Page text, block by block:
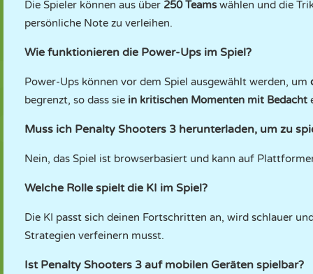
Die Spieler können aus über 250 Teamswählen und die
persönliche Note zu verleihen.
Wie funktionieren die Power-Ups im Spiel?
Power-Ups können vor dem Spiel ausgewählt werden, um
begrenzt, so dass sie in kritischen Momenten mit Bedacht
Muss ich Penalty Shooters 3 herunterladen, um zu
Nein, das Spiel ist browserbasiert und kann auf
Welche Rolle spielt die KI im Spiel?
Die KI passt sich deinen Fortschritten an, wird schlauer
Strategien verfeinern musst.
Ist Penalty Shooters 3 auf mobilen Geräten spielbar?